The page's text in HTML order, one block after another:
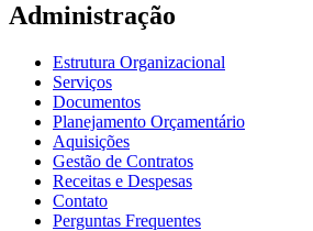
Administração
Estrutura Organizacional
Serviços
Documentos
Planejamento Orçamentário
Aquisições
Gestão de Contratos
Receitas e Despesas
Contato
Perguntas Frequentes